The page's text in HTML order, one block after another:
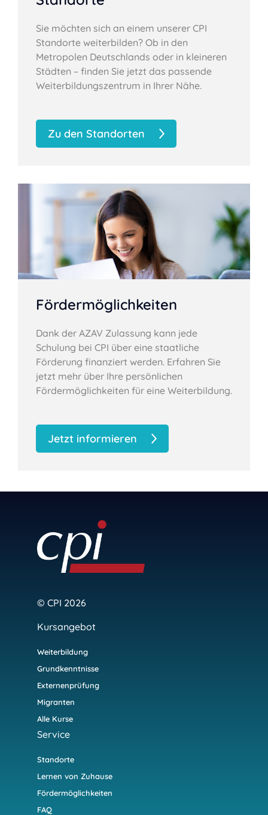
Sie möchten sich an einem unserer CPI
Standorte weiterbilden? Ob in den
Metropolen Deutschlands oder in kleineren
Städten – finden Sie jetzt das passende
Weiterbildungszentrum in Ihrer Nähe.
Zu den Standorten
Fördermöglichkeiten
Dank der AZAV Zulassung kann jede
Schulung bei CPI über eine staatliche
Förderung finanziert werden. Erfahren Sie
jetzt mehr über Ihre persönlichen
Fördermöglichkeiten für eine Weiterbildung.
Jetzt informieren
© CPI 2026
Kursangebot
Weiterbildung
Grundkenntnisse
Externenprüfung
Migranten
Alle Kurse
Service
Standorte
Lernen von Zuhause
Fördermöglichkeiten
FAQ